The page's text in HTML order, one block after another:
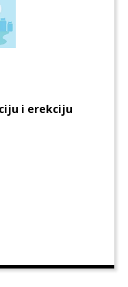
i erekciju